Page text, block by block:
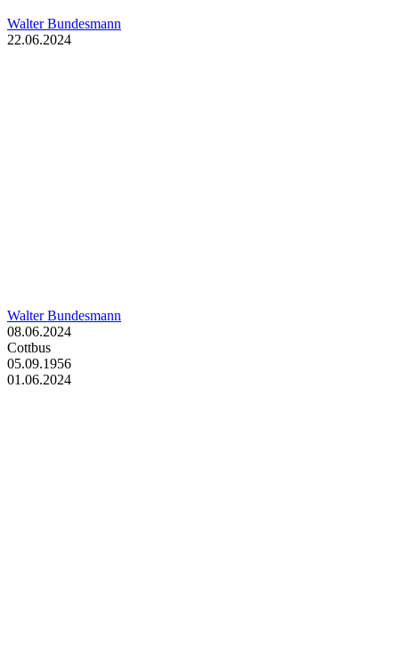
Walter Bundesmann
22.06.2024
Walter Bundesmann
08.06.2024
Cottbus
05.09.1956
01.06.2024